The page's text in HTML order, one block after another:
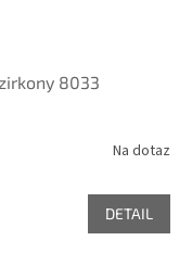
8033
Na dotaz
DETAIL